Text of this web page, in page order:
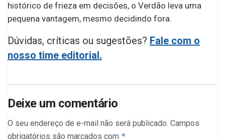
histórico de frieza em decisões, o Verdão leva uma
pequena vantagem, mesmo decidindo fora.
Dúvidas, críticas ou sugestões? Fale com o
nosso time editorial.
Deixe um comentário
O seu endereço de e-mail não será publicado. Campos
obrigatórios são marcados com *